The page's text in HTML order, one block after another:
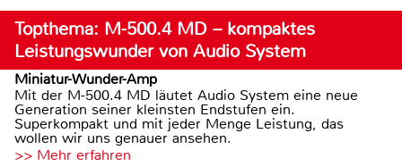
Topthema: M-500.4 MD – kompaktes
Leistungswunder von Audio System
Miniatur-Wunder-Amp
Mit der M-500.4 MD läutet Audio System eine neue
Generation seiner kleinsten Endstufen ein.
Superkompakt und mit jeder Menge Leistung, das
wollen wir uns genauer ansehen.
>> Mehr erfahren